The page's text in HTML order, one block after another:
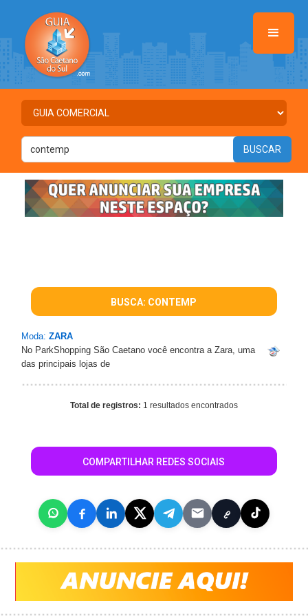
BUSCA: CONTEMP
Moda: ZARA
No ParkShopping São Caetano você encontra a Zara, uma
das principais lojas de
Total de registros: 1 resultados encontrados
COMPARTILHAR REDES SOCIAIS